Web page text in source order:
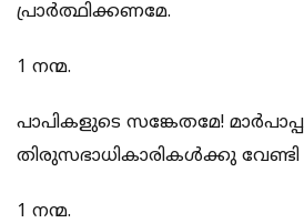
പ്രാര്‍ത്ഥിക്കണമേ.
1 നന്മ.
പാപികളുടെ സങ്കേതമേ!
തിരുസഭാധികാരികള്‍ക്കു വേണ്ടി
1 നന്മ.